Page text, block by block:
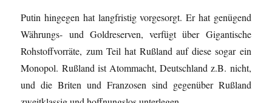
Putin hingegen hat langfristig vorgesorgt. Er hat genügend
Währungs- und Goldreserven, verfügt über Gigantische
Rohstoffvorräte, zum Teil hat Rußland auf diese sogar ein
Monopol. Rußland ist Atommacht, Deutschland z.B. nicht,
und die Briten und Franzosen sind gegenüber Rußland